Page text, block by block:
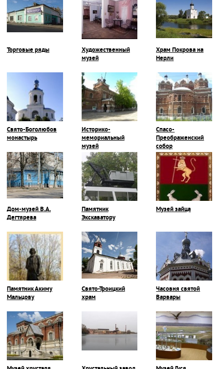
Торговые ряды
Художественный
музей
Храм Покрова на
Нерли
Свято-Боголюбов
монастырь
Историко-
мемориальный
музей
Спасо-
Преображенский
собор
Дом-музей В.А.
Дегтярева
Памятник
Экскаватору
Музей зайца
Памятник Акиму
Мальцову
Свято-Троицкий
храм
Часовня святой
Варвары